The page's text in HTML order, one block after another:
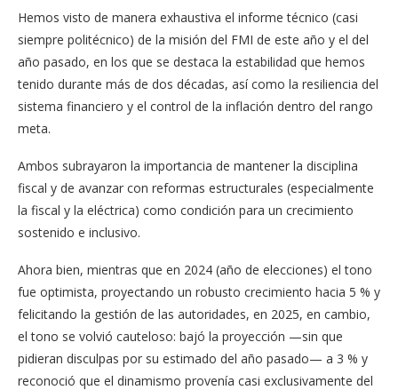
Hemos visto de manera exhaustiva el informe técnico (casi
siempre politécnico) de la misión del FMI de este año y el del
año pasado, en los que se destaca la estabilidad que hemos
tenido durante más de dos décadas, así como la resiliencia del
sistema financiero y el control de la inflación dentro del rango
meta.
Ambos subrayaron la importancia de mantener la disciplina
fiscal y de avanzar con reformas estructurales (especialmente
la fiscal y la eléctrica) como condición para un crecimiento
sostenido e inclusivo.
Ahora bien, mientras que en 2024 (año de elecciones) el tono
fue optimista, proyectando un robusto crecimiento hacia 5 % y
felicitando la gestión de las autoridades, en 2025, en cambio,
el tono se volvió cauteloso: bajó la proyección —sin que
pidieran disculpas por su estimado del año pasado— a 3 % y
reconoció que el dinamismo provenía casi exclusivamente del